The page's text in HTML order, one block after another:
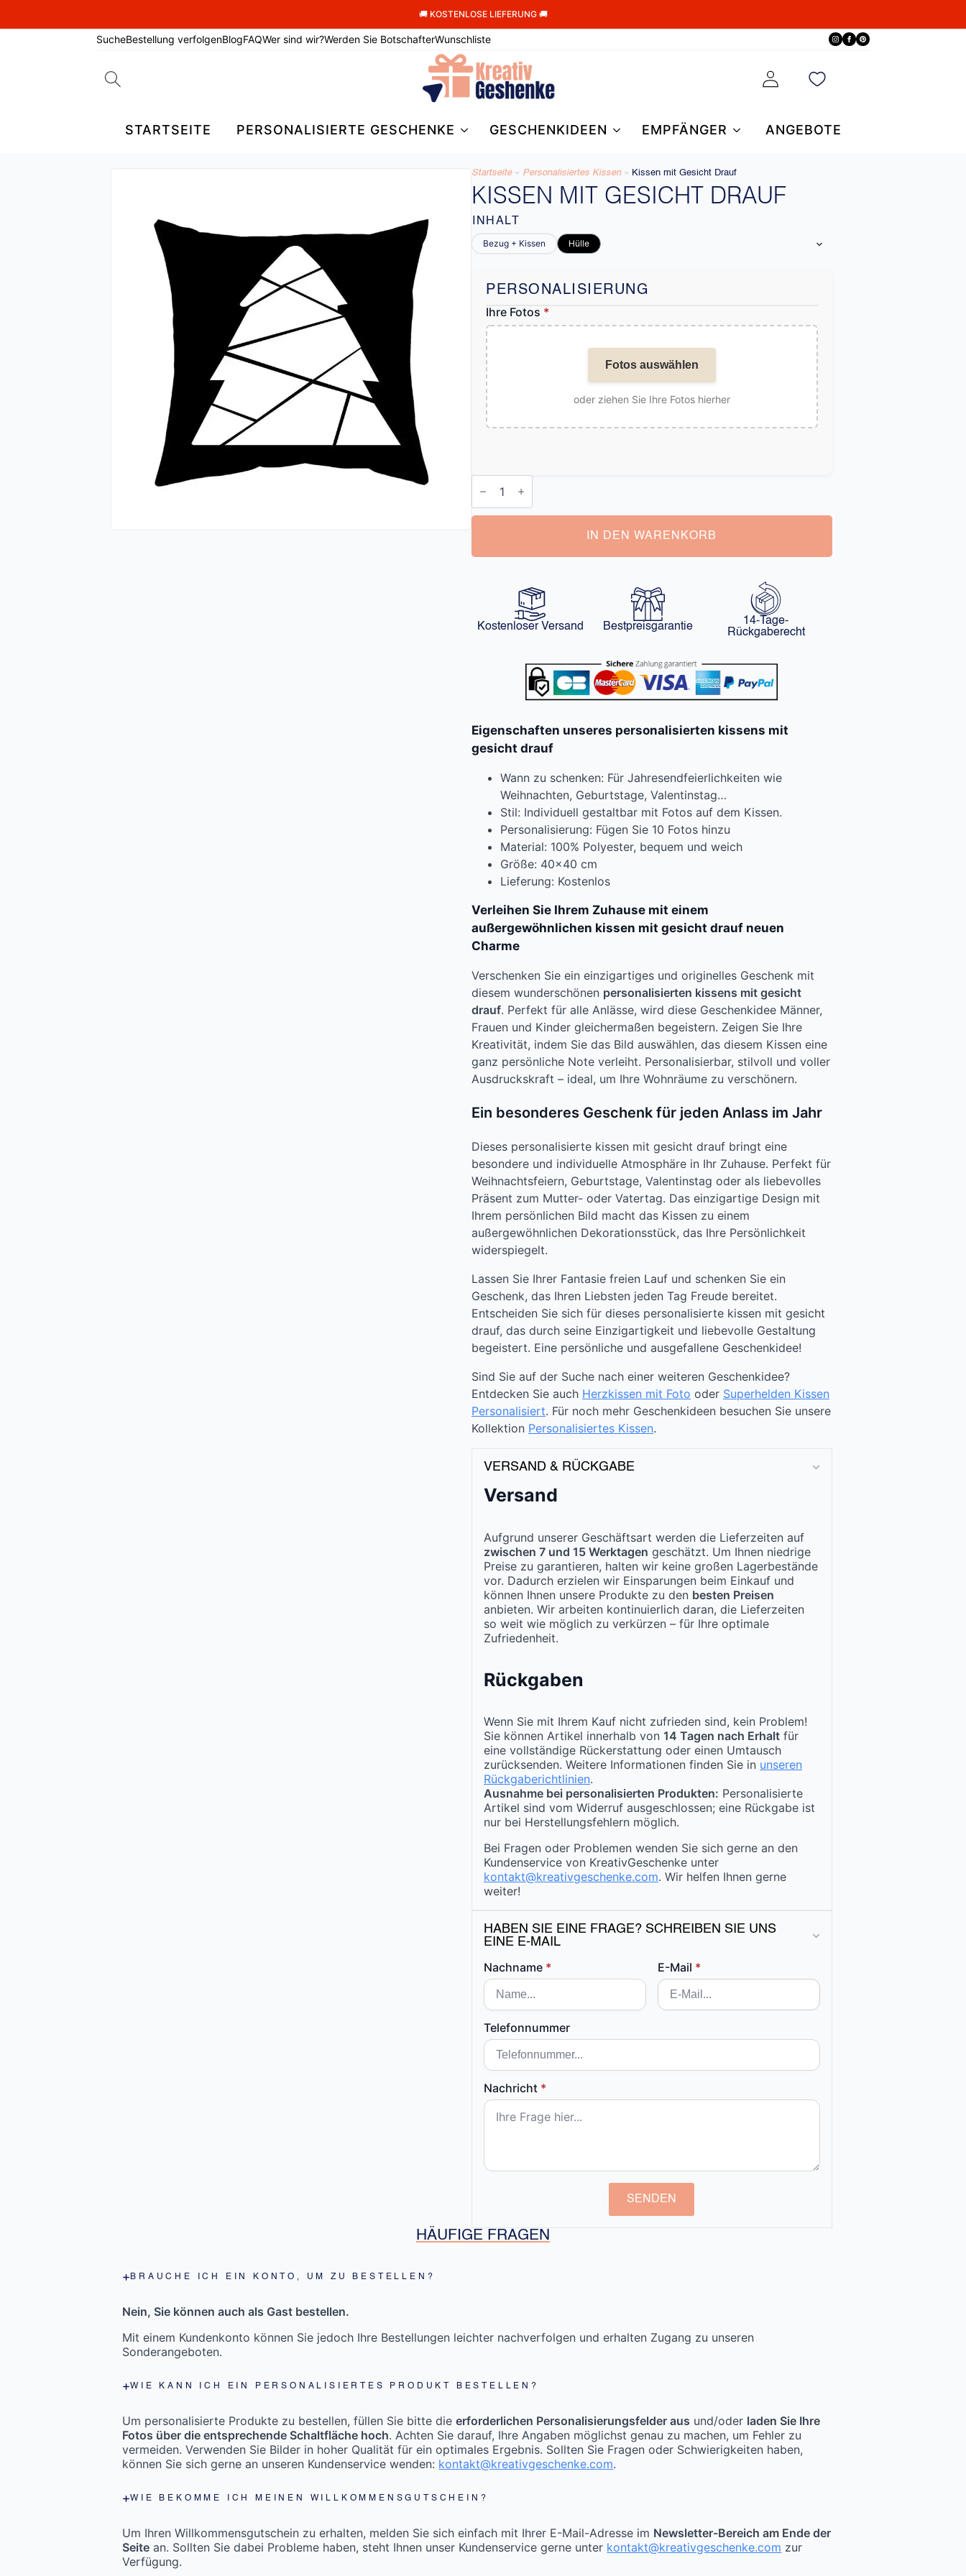
🚚 KOSTENLOSE LIEFERUNG 🚚
SucheBestellung verfolgenBlogFAQWer sind wir?Werden Sie BotschafterWunschliste
STARTSEITE PERSONALISIERTE GESCHENKE GESCHENKIDEEN EMPFÄNGER ANGEBOTE
Startseite » Personalisiertes Kissen » Kissen mit Gesicht Drauf
KISSEN MIT GESICHT DRAUF
INHALT
Bezug + Kissen Hülle
PERSONALISIERUNG
Ihre Fotos *
Fotos auswählen
oder ziehen Sie Ihre Fotos hierher
Kissen
mit
Drauf
IN DEN WARENKORB
Kostenloser Versand Bestpreisgarantie
14-Tage-
Rückgaberecht
Eigenschaften unseres personalisierten kissens mit
gesicht drauf
Wann zu schenken: Für Jahresendfeierlichkeiten wie
Weihnachten, Geburtstage, Valentinstag…
Stil: Individuell gestaltbar mit Fotos auf dem Kissen.
Personalisierung: Fügen Sie 10 Fotos hinzu
Material: 100% Polyester, bequem und weich
Größe: 40×40 cm
Lieferung: Kostenlos
Verleihen Sie Ihrem Zuhause mit einem
außergewöhnlichen kissen mit gesicht drauf neuen
Charme
Verschenken Sie ein einzigartiges und originelles Geschenk mit
diesem wunderschönen personalisierten kissens mit gesicht
drauf. Perfekt für alle Anlässe, wird diese Geschenkidee Männer,
Frauen und Kinder gleichermaßen begeistern. Zeigen Sie Ihre
Kreativität, indem Sie das Bild auswählen, das diesem Kissen eine
ganz persönliche Note verleiht. Personalisierbar, stilvoll und voller
Ausdruckskraft – ideal, um Ihre Wohnräume zu verschönern.
Ein besonderes Geschenk für jeden Anlass im Jahr
Dieses personalisierte kissen mit gesicht drauf bringt eine
besondere und individuelle Atmosphäre in Ihr Zuhause. Perfekt für
Weihnachtsfeiern, Geburtstage, Valentinstag oder als liebevolles
Präsent zum Mutter- oder Vatertag. Das einzigartige Design mit
Ihrem persönlichen Bild macht das Kissen zu einem
außergewöhnlichen Dekorationsstück, das Ihre Persönlichkeit
widerspiegelt.
Lassen Sie Ihrer Fantasie freien Lauf und schenken Sie ein
Geschenk, das Ihren Liebsten jeden Tag Freude bereitet.
Entscheiden Sie sich für dieses personalisierte kissen mit gesicht
drauf, das durch seine Einzigartigkeit und liebevolle Gestaltung
begeistert. Eine persönliche und ausgefallene Geschenkidee!
Sind Sie auf der Suche nach einer weiteren Geschenkidee?
Entdecken Sie auch Herzkissen mit Foto oder Superhelden Kissen
Personalisiert. Für noch mehr Geschenkideen besuchen Sie unsere
Kollektion Personalisiertes Kissen.
VERSAND & RÜCKGABE
Versand
Aufgrund unserer Geschäftsart werden die Lieferzeiten auf
zwischen 7 und 15 Werktagen geschätzt. Um Ihnen niedrige
Preise zu garantieren, halten wir keine großen Lagerbestände
vor. Dadurch erzielen wir Einsparungen beim Einkauf und
können Ihnen unsere Produkte zu den besten Preisen
anbieten. Wir arbeiten kontinuierlich daran, die Lieferzeiten
so weit wie möglich zu verkürzen – für Ihre optimale
Zufriedenheit.
Rückgaben
Wenn Sie mit Ihrem Kauf nicht zufrieden sind, kein Problem!
Sie können Artikel innerhalb von 14 Tagen nach Erhalt für
eine vollständige Rückerstattung oder einen Umtausch
zurücksenden. Weitere Informationen finden Sie in unseren
Rückgaberichtlinien.
Ausnahme bei personalisierten Produkten: Personalisierte
Artikel sind vom Widerruf ausgeschlossen; eine Rückgabe ist
nur bei Herstellungsfehlern möglich.
Bei Fragen oder Problemen wenden Sie sich gerne an den
Kundenservice von KreativGeschenke unter
kontakt@kreativgeschenke.com. Wir helfen Ihnen gerne
weiter!
HABEN SIE EINE FRAGE? SCHREIBEN SIE UNS
EINE E-MAIL
Nachname * E-Mail *
Telefonnummer
Nachricht *
SENDEN
HÄUFIGE FRAGEN
BRAUCHE ICH EIN KONTO, UM ZU BESTELLEN?
Nein, Sie können auch als Gast bestellen.
Mit einem Kundenkonto können Sie jedoch Ihre Bestellungen leichter nachverfolgen und erhalten Zugang zu unseren
Sonderangeboten.
WIE KANN ICH EIN PERSONALISIERTES PRODUKT BESTELLEN?
Um personalisierte Produkte zu bestellen, füllen Sie bitte dieerforderlichen Personalisierungsfelder aus und/oder laden Sie Ihre
Fotos über die entsprechende Schaltfläche hoch. Achten Sie darauf, Ihre Angaben möglichst genau zu machen, um Fehler zu
vermeiden. Verwenden Sie Bilder in hoher Qualität für ein optimales Ergebnis. Sollten Sie Fragen oder Schwierigkeiten haben,
können Sie sich gerne an unseren Kundenservice wenden: kontakt@kreativgeschenke.com.
WIE BEKOMME ICH MEINEN WILLKOMMENSGUTSCHEIN?
Um Ihren Willkommensgutschein zu erhalten, melden Sie sich einfach mit Ihrer E-Mail-Adresse im Newsletter-Bereich am Ende der
Seite an. Sollten Sie dabei Probleme haben, steht Ihnen unser Kundenservice gerne unter kontakt@kreativgeschenke.com zur
Verfügung.